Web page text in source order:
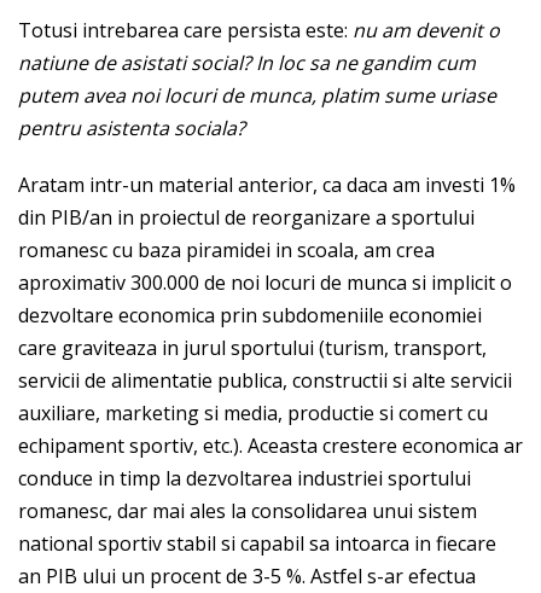
Totusi intrebarea care persista este: nu am devenit o
natiune de asistati social? In loc sa ne gandim cum
putem avea noi locuri de munca, platim sume uriase
pentru asistenta sociala?
Aratam intr-un material anterior, ca daca am investi 1%
din PIB/an in proiectul de reorganizare a sportului
romanesc cu baza piramidei in scoala, am crea
aproximativ 300.000 de noi locuri de munca si implicit o
dezvoltare economica prin subdomeniile economiei
care graviteaza in jurul sportului (turism, transport,
servicii de alimentatie publica, constructii si alte servicii
auxiliare, marketing si media, productie si comert cu
echipament sportiv, etc.). Aceasta crestere economica ar
conduce in timp la dezvoltarea industriei sportului
romanesc, dar mai ales la consolidarea unui sistem
national sportiv stabil si capabil sa intoarca in fiecare
an PIB ului un procent de 3-5 %. Astfel s-ar efectua